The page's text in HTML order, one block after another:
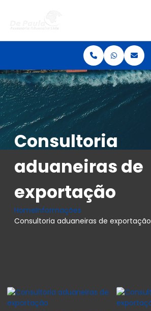
Consultoria
aduaneiras de
exportação
HomeInformações
Consultoria aduaneiras de exportação